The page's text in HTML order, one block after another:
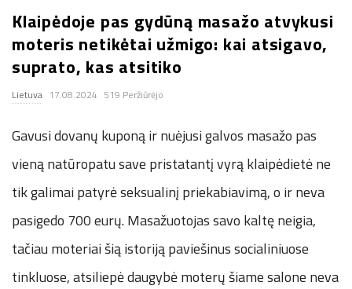
.
c
o
.
u
k
Klaipėdoje pas gydūną masažo atvykusi
moteris netikėtai užmigo: kai atsigavo,
suprato, kas atsitiko
Lietuva 17.08.2024 519 Peržiūrėjo
Gavusi dovanų kuponą ir nuėjusi galvos masažo pas
vieną natūropatu save pristatantį vyrą klaipėdietė ne
tik galimai patyrė seksualinį priekabiavimą, o ir neva
pasigedo 700 eurų. Masažuotojas savo kaltę neigia,
tačiau moteriai šią istoriją paviešinus socialiniuose
tinkluose, atsiliepė daugybė moterų šiame salone neva